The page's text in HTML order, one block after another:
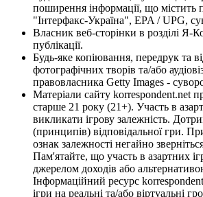
поширення інформації, що містить
"Інтерфакс-Україна", EPA / UPG,
Власник веб-сторінки в розділі Я-
публікації.
Будь-яке копіювання, передрук та
фотографічних творів та/або
правовласника Getty Images -
Матеріали сайту korrespondent.net
старше 21 року (21+). Участь в
викликати ігрову залежність.
(принципів) відповідальної гри.
ознак залежності негайно
Пам'ятайте, що участь в азартних
джерелом доходів або
Інформаційний ресурс
ігри на реальні та/або віртуальні